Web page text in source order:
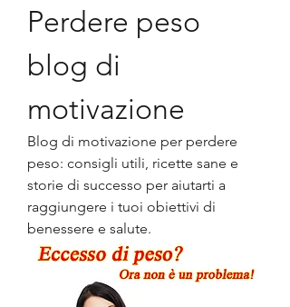
Perdere peso
blog di
motivazione
Blog di motivazione per perdere
peso: consigli utili, ricette sane e
storie di successo per aiutarti a
raggiungere i tuoi obiettivi di
benessere e salute.